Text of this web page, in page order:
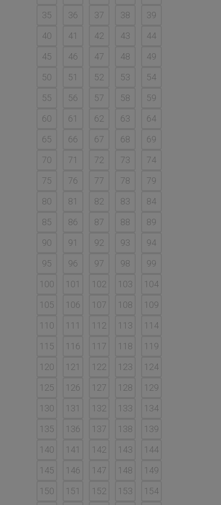
35
36 37 38
39
40
41 42 43
44
45
46 47 48
49
50
51 52 53
54
55
56 57 58
59
60
61 62 63
64
65
66 67 68
69
70
71 72 73
74
75
76 77 78
79
80
81 82 83
84
85
86 87 88
89
90
91 92 93
94
95
96 97 98
99
100
101 102 103
104
105
106 107 108
109
110
111 112 113
114
115
116 117 118
119
120
121 122 123
124
125
126 127 128
129
130
131 132 133
134
135
136 137 138
139
140
141 142 143
144
145
146 147 148
149
150
151 152 153
154